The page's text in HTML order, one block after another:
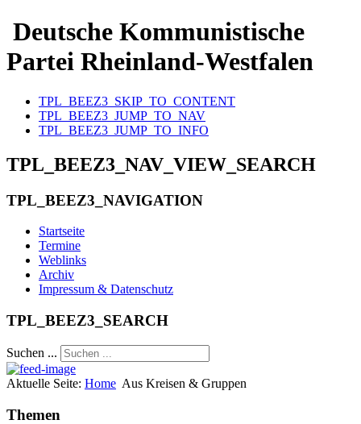
Deutsche Kommunistische
Partei Rheinland-Westfalen
TPL_BEEZ3_SKIP_TO_CONTENT
TPL_BEEZ3_JUMP_TO_NAV
TPL_BEEZ3_JUMP_TO_INFO
TPL_BEEZ3_NAV_VIEW_SEARCH
TPL_BEEZ3_NAVIGATION
Startseite
Termine
Weblinks
Archiv
Impressum & Datenschutz
TPL_BEEZ3_SEARCH
Suchen ...
Aktuelle Seite: Home Aus Kreisen & Gruppen
Themen